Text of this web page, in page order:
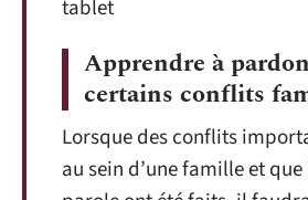
Apprendre à
certains conflits
Lorsque des conflits
au sein d’une famille et